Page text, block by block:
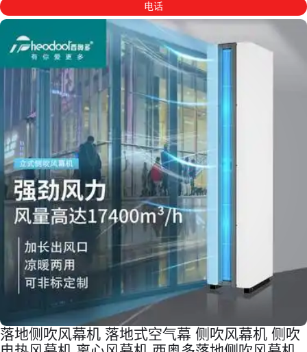
电话
落地侧吹风幕机 落地式空气幕 侧吹风幕机 侧吹